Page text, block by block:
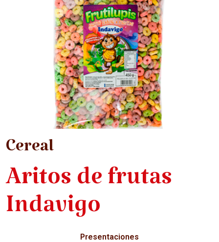
Cereal
Aritos de frutas
Indavigo
Presentaciones